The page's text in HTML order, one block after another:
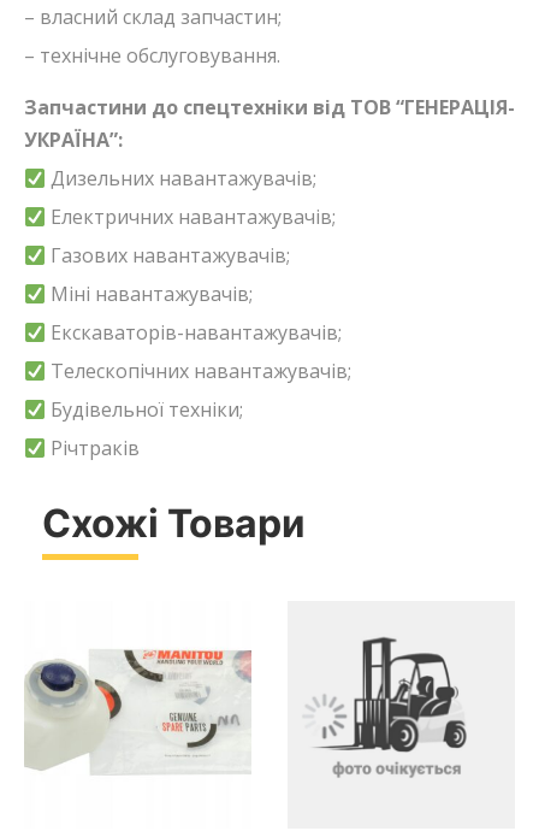
– власний склад запчастин;
– технічне обслуговування.
Запчастини до спецтехніки від ТОВ “ГЕНЕРАЦІЯ-
УКРАЇНА”:
Дизельних навантажувачів;
Електричних навантажувачів;
Газових навантажувачів;
Міні навантажувачів;
Екскаваторів-навантажувачів;
Телескопічних навантажувачів;
Будівельної техніки;
Річтраків
Схожі Товари